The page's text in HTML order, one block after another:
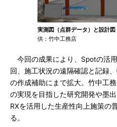
実測図（点群データ）と設計
供：竹中工務店
今回の成果により、Spotの活
回、施工状況の遠隔確認と記録
の作成補助にまで拡大。竹中工
の実現を目指した研究開発や墨
RXを活用した生産性向上施策の
る。